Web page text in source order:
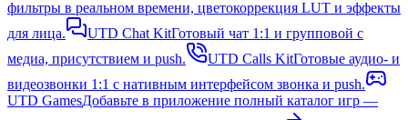
фильтры в реальном времени, цветокоррекция LUT и эффекты
для лица.
UTD Chat KitГотовый чат 1:1 и групповой с
медиа, присутствием и push.
UTD Calls KitГотовые аудио- и
видеозвонки 1:1 с нативным интерфейсом звонка и push.
UTD GamesДобавьте в приложение полный каталог игр —